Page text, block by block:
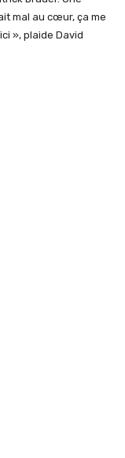
mal au cœur, ça me
», plaide David